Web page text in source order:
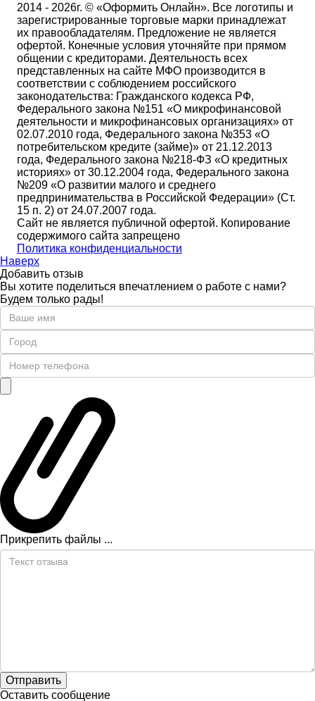
2014 - 2026г. © «Оформить Онлайн». Все логотипы и
зарегистрированные торговые марки принадлежат
их правообладателям. Предложение не является
офертой. Конечные условия уточняйте при прямом
общении с кредиторами. Деятельность всех
представленных на сайте МФО производится в
соответствии с соблюдением российского
законодательства: Гражданского кодекса РФ,
Федерального закона №151 «О микрофинансовой
деятельности и микрофинансовых организациях» от
02.07.2010 года, Федерального закона №353 «О
потребительском кредите (займе)» от 21.12.2013
года, Федерального закона №218-ФЗ «О кредитных
историях» от 30.12.2004 года, Федерального закона
№209 «О развитии малого и среднего
предпринимательства в Российской Федерации» (Ст.
15 п. 2) от 24.07.2007 года.
Сайт не является публичной офертой. Копирование
содержимого сайта запрещено
Политика конфиденциальности
Наверх
Добавить отзыв
Вы хотите поделиться впечатлением о работе с нами?
Будем только рады!
Прикрепить файлы ...
Оставить сообщение